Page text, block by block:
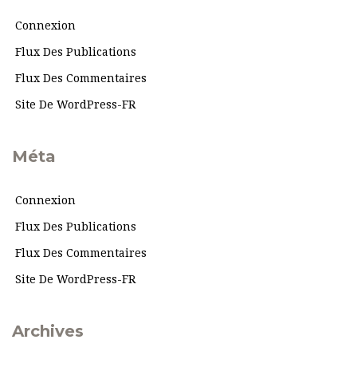
Connexion
Flux Des Publications
Flux Des Commentaires
Site De WordPress-FR
Méta
Connexion
Flux Des Publications
Flux Des Commentaires
Site De WordPress-FR
Archives